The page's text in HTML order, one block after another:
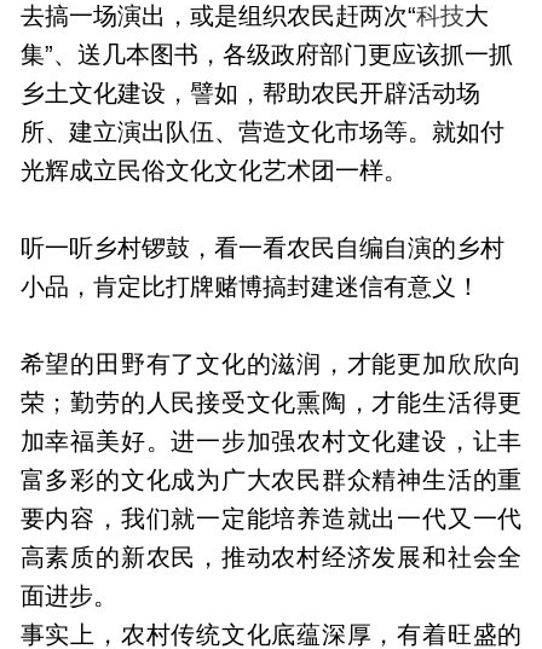
去搞一场演出，或是组织农民赶两次“科技大
集”、送几本图书，各级政府部门更应该抓一抓
乡土文化建设，譬如，帮助农民开辟活动场
所、建立演出队伍、营造文化市场等。就如付
光辉成立民俗文化文化艺术团一样。
听一听乡村锣鼓，看一看农民自编自演的乡村
小品，肯定比打牌赌博搞封建迷信有意义！
希望的田野有了文化的滋润，才能更加欣欣向
荣；勤劳的人民接受文化熏陶，才能生活得更
加幸福美好。进一步加强农村文化建设，让丰
富多彩的文化成为广大农民群众精神生活的重
要内容，我们就一定能培养造就出一代又一代
高素质的新农民，推动农村经济发展和社会全
面进步。
事实上，农村传统文化底蕴深厚，有着旺盛的